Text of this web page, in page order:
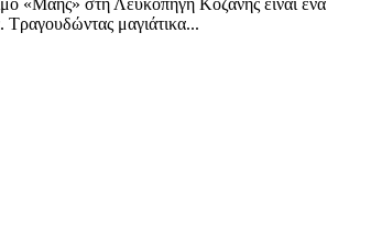
μαγιάτικα...